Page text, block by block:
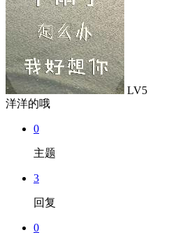
LV5
洋洋的哦
0
主题
3
回复
0